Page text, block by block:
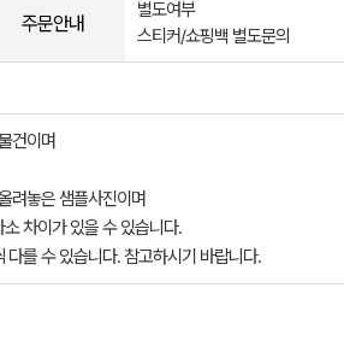
주문안내
별도여부
스티커/쇼핑백 별도문의
건이며
려놓은 샘플사진이며
차이가 있을 수 있습니다.
를 수 있습니다. 참고하시기 바랍니다.